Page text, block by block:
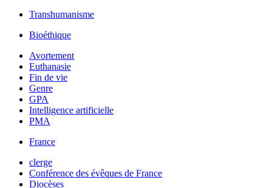
Transhumanisme
Bioéthique
Avortement
Euthanasie
Fin de vie
Genre
GPA
Intelligence artificielle
PMA
France
clerge
Conférence des évêques de France
Diocèses